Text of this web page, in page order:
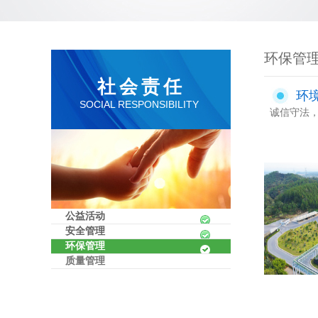
社会责任
SOCIAL RESPONSIBILITY
公益活动
安全管理
环保管理
质量管理
环保管
环
诚信守法